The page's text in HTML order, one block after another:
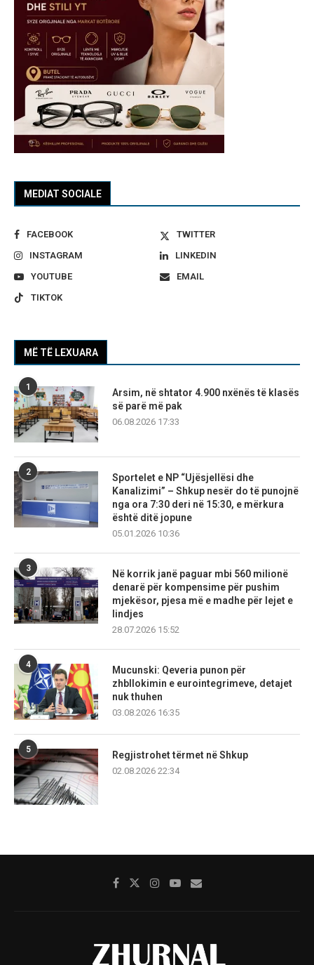
MEDIAT SOCIALE
FACEBOOK
TWITTER
INSTAGRAM
LINKEDIN
YOUTUBE
EMAIL
TIKTOK
MË TË LEXUARA
1
Arsim, në shtator 4.900 nxënës të klasës
së parë më pak
06.08.2026 17:33
2
Sportelet e NP “Ujësjellësi dhe
Kanalizimi” – Shkup nesër do të punojnë
nga ora 7:30 deri në 15:30, e mërkura
është ditë jopune
05.01.2026 10:36
3
Në korrik janë paguar mbi 560 milionë
denarë për kompensime për pushim
mjekësor, pjesa më e madhe për lejet e
lindjes
28.07.2026 15:52
4
Mucunski: Qeveria punon për
zhbllokimin e eurointegrimeve, detajet
nuk thuhen
03.08.2026 16:35
5
Regjistrohet tërmet në Shkup
02.08.2026 22:34